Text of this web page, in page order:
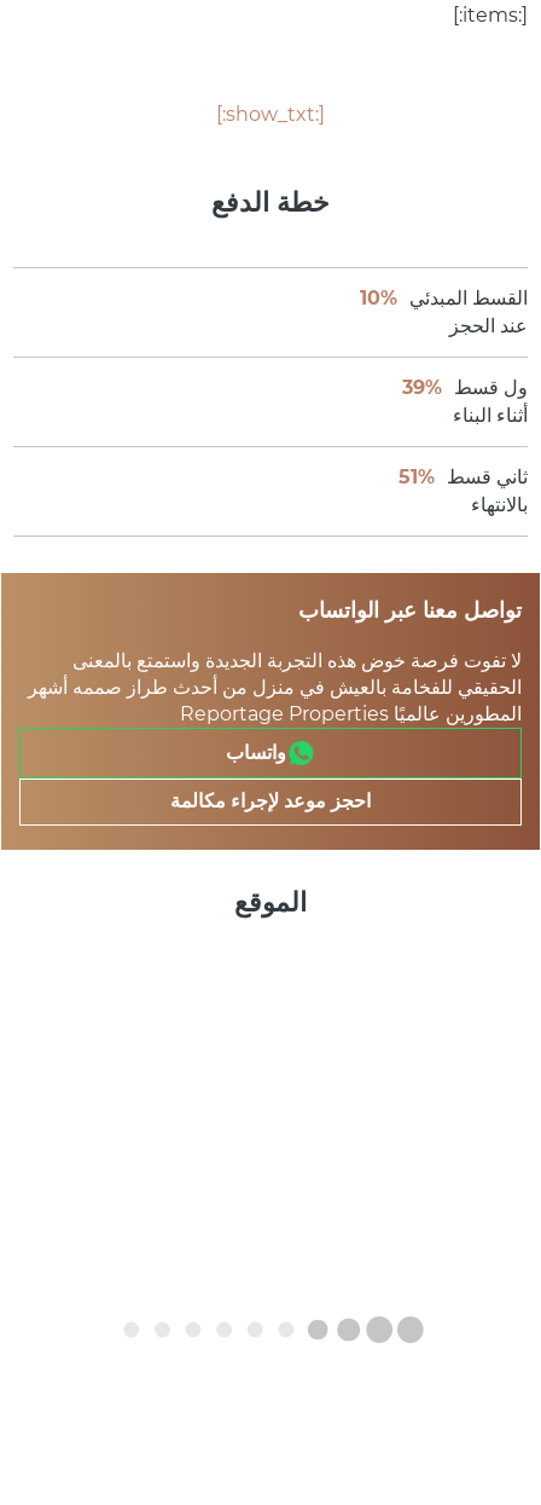
[:items:]
[:show_txt:]
خطة الدفع
القسط المبدئي 10%
عند الحجز
ول قسط 39%
أثناء البناء
ثاني قسط 51%
بالانتهاء
تواصل معنا عبر الواتساب
لا تفوت فرصة خوض هذه التجربة الجديدة واستمتع بالمعنى
الحقيقي للفخامة بالعيش في منزل من أحدث طراز صممه أشهر
المطورين عالميًا Reportage Properties
واتساب
احجز موعد لإجراء مكالمة
الموقع